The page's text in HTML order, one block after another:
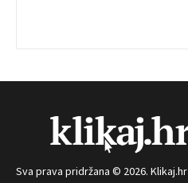
Sva prava pridržana © 2026. Klikaj.hr